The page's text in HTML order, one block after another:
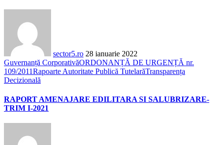
sector5.ro 28 ianuarie 2022
Guvernanță CorporativăORDONANȚĂ DE URGENȚĂ nr.
109/2011Rapoarte Autoritate Publică TutelarăTransparența
Decizională
RAPORT AMENAJARE EDILITARA SI SALUBRIZARE-
TRIM I-2021